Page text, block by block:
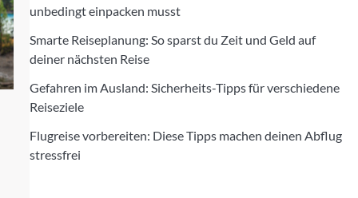
unbedingt einpacken musst
Smarte Reiseplanung: So sparst du Zeit und Geld auf
deiner nächsten Reise
Gefahren im Ausland: Sicherheits-Tipps für verschiedene
Reiseziele
Flugreise vorbereiten: Diese Tipps machen deinen Abflug
stressfrei